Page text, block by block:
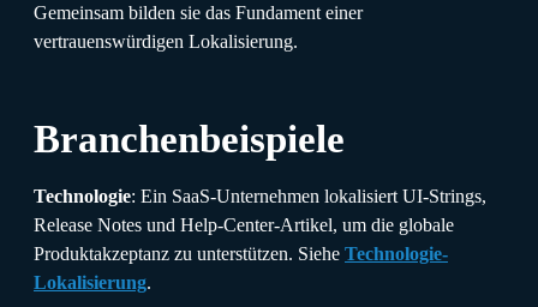
Gemeinsam bilden sie das Fundament einer
vertrauenswürdigen Lokalisierung.
Branchenbeispiele
Technologie: Ein SaaS-Unternehmen lokalisiert UI-Strings,
Release Notes und Help-Center-Artikel, um die globale
Produktakzeptanz zu unterstützen. Siehe Technologie-
Lokalisierung.